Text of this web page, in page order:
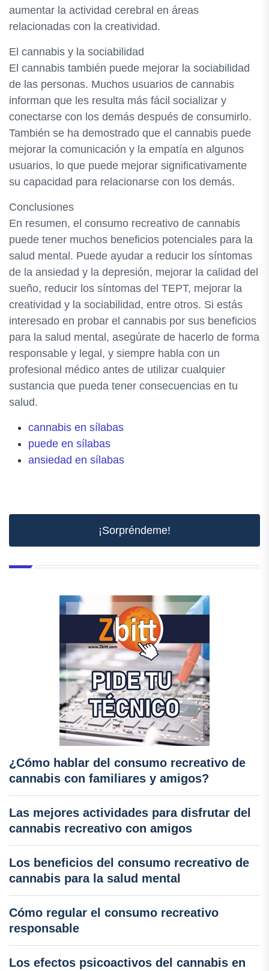
aumentar la actividad cerebral en áreas
relacionadas con la creatividad.
El cannabis y la sociabilidad
El cannabis también puede mejorar la sociabilidad
de las personas. Muchos usuarios de cannabis
informan que les resulta más fácil socializar y
conectarse con los demás después de consumirlo.
También se ha demostrado que el cannabis puede
mejorar la comunicación y la empatía en algunos
usuarios, lo que puede mejorar significativamente
su capacidad para relacionarse con los demás.
Conclusiones
En resumen, el consumo recreativo de cannabis
puede tener muchos beneficios potenciales para la
salud mental. Puede ayudar a reducir los síntomas
de la ansiedad y la depresión, mejorar la calidad del
sueño, reducir los síntomas del TEPT, mejorar la
creatividad y la sociabilidad, entre otros. Si estás
interesado en probar el cannabis por sus beneficios
para la salud mental, asegúrate de hacerlo de forma
responsable y legal, y siempre habla con un
profesional médico antes de utilizar cualquier
sustancia que pueda tener consecuencias en tu
salud.
cannabis en sílabas
puede en sílabas
ansiedad en sílabas
¡Sorpréndeme!
¿Cómo hablar del consumo recreativo de
cannabis con familiares y amigos?
Las mejores actividades para disfrutar del
cannabis recreativo con amigos
Los beneficios del consumo recreativo de
cannabis para la salud mental
Cómo regular el consumo recreativo
responsable
Los efectos psicoactivos del cannabis en